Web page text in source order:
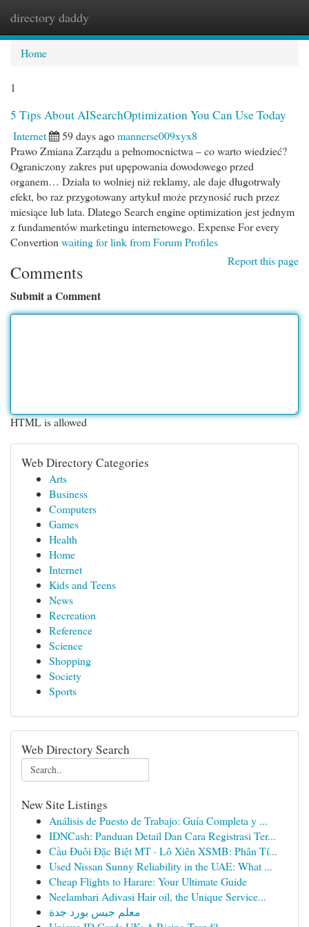
directory daddy
Home
1
5 Tips About AISearchOptimization You Can Use Today
Internet 59 days agomannerse009xyx8
Prawo Zmiana Zarządu a pełnomocnictwa – co warto wiedzieć?
Ograniczony zakres put upępowania dowodowego przed
organem… Działa to wolniej niż reklamy, ale daje długotrwały
efekt, bo raz przygotowany artykuł może przynosić ruch przez
miesiące lub lata. Dlatego Search engine optimization jest jednym
z fundamentów marketingu internetowego. Expense For every
Convertion waiting for link from Forum Profiles
Report this page
Comments
Submit a Comment
HTML is allowed
Web Directory Categories
Arts
Business
Computers
Games
Health
Home
Internet
Kids and Teens
News
Recreation
Reference
Science
Shopping
Society
Sports
Web Directory Search
New Site Listings
Análisis de Puesto de Trabajo: Guía Completa y ...
IDNCash: Panduan Detail Dan Cara Registrasi Ter...
Cầu Đuôi Đặc Biệt MT · Lô Xiên XSMB: Phân Tí...
Used Nissan Sunny Reliability in the UAE: What ...
Cheap Flights to Harare: Your Ultimate Guide
Neelambari Adivasi Hair oil, the Unique Service...
معلم جبس بورد جدة